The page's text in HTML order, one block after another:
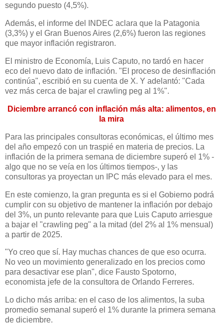
segundo puesto (4,5%).
Además, el informe del INDEC aclara que la Patagonia
(3,3%) y el Gran Buenos Aires (2,6%) fueron las regiones
que mayor inflación registraron.
El ministro de Economía, Luis Caputo, no tardó en hacer
eco del nuevo dato de inflación. "El proceso de desinflación
continúa", escribió en su cuenta de X. Y adelantó: "Cada
vez más cerca de bajar el crawling peg al 1%".
Diciembre arrancó con inflación más alta: alimentos, en
la mira
Para las principales consultoras económicas, el último mes
del año empezó con un traspié en materia de precios. La
inflación de la primera semana de diciembre superó el 1% -
algo que no se veía en los últimos tiempos-, y las
consultoras ya proyectan un IPC más elevado para el mes.
En este comienzo, la gran pregunta es si el Gobierno podrá
cumplir con su objetivo de mantener la inflación por debajo
del 3%, un punto relevante para que Luis Caputo arriesgue
a bajar el "crawling peg" a la mitad (del 2% al 1% mensual)
a partir de 2025.
"Yo creo que sí. Hay muchas chances de que eso ocurra.
No veo un movimiento generalizado en los precios como
para desactivar ese plan", dice Fausto Spotorno,
economista jefe de la consultora de Orlando Ferreres.
Lo dicho más arriba: en el caso de los alimentos, la suba
promedio semanal superó el 1% durante la primera semana
de diciembre.